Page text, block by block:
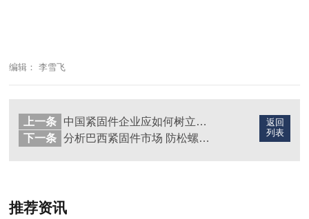
编辑： 李雪飞
返回
列表
上一条
中国紧固件企业应如何树立品牌形象，提升品牌价值
下一条
分析巴西紧固件市场 防松螺母市场广阔
推荐资讯